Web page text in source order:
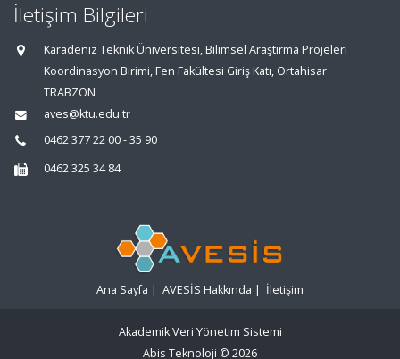
İletişim Bilgileri
Karadeniz Teknik Üniversitesi, Bilimsel Araştırma Projeleri
Koordinasyon Birimi, Fen Fakültesi Giriş Katı, Ortahisar
TRABZON
aves@ktu.edu.tr
0462 377 22 00 - 35 90
0462 325 34 84
Ana Sayfa | AVESİS Hakkında | İletişim
Akademik Veri Yönetim Sistemi
Abis Teknoloji © 2026